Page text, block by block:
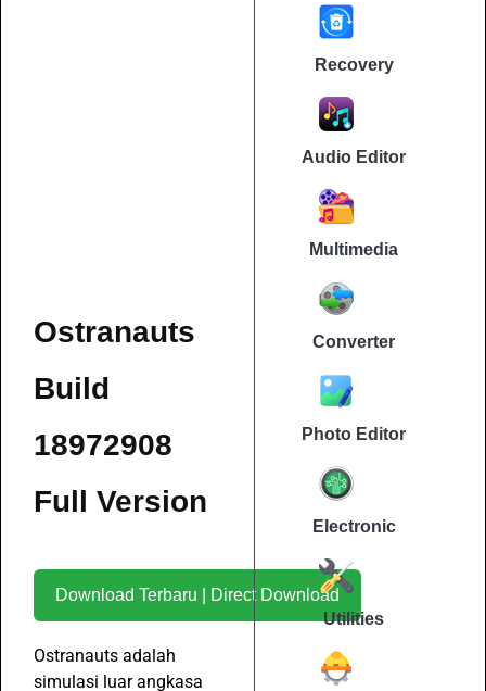
Ostranauts
Build
18972908
Full Version
Download Terbaru | Direct Download
Ostranauts adalah
simulasi luar angkasa
Recovery
Audio Editor
Multimedia
Converter
Photo Editor
Electronic
Utilities